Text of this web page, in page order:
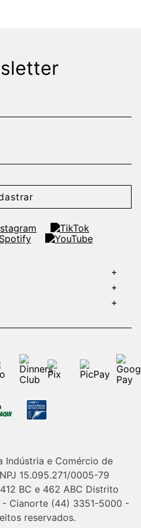
+
+
+
Indústria e Comércio de
15.095.271/0005-79
BC e 462 ABC Distrito
- Cianorte (44) 3351-5000 -
reservados.